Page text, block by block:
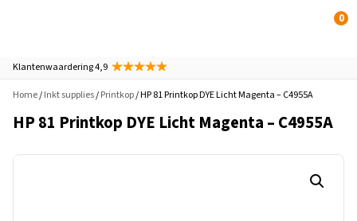
0
Klantenwaardering 4,9
Home/Inkt supplies/Printkop/ HP 81 Printkop DYE Licht Magenta – C4955A
HP 81 Printkop DYE Licht Magenta – C4955A